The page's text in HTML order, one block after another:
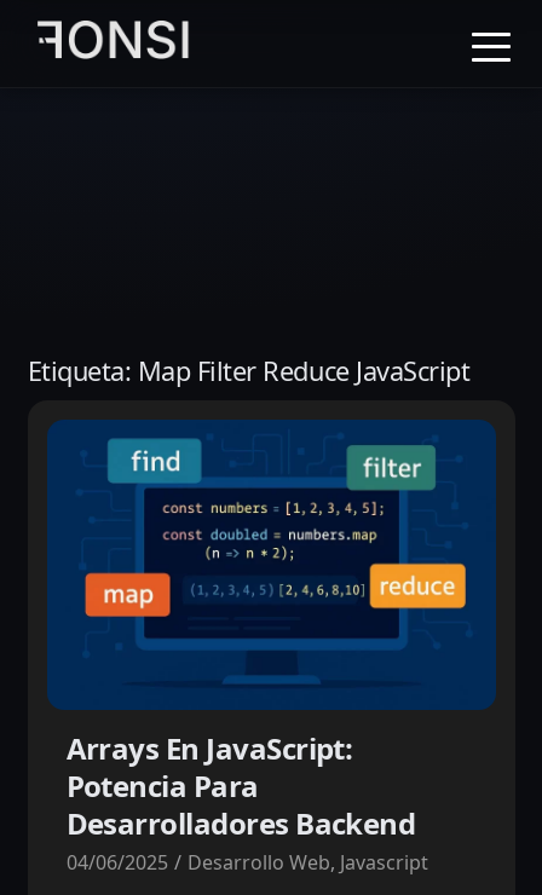
contenido
Etiqueta: Map Filter Reduce JavaScript
Arrays En JavaScript:
Potencia Para
Desarrolladores Backend
04/06/2025 Desarrollo Web, Javascript